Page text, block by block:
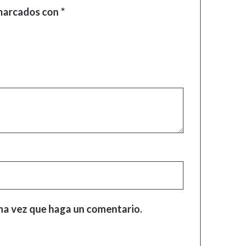
con *
vez que haga un comentario.